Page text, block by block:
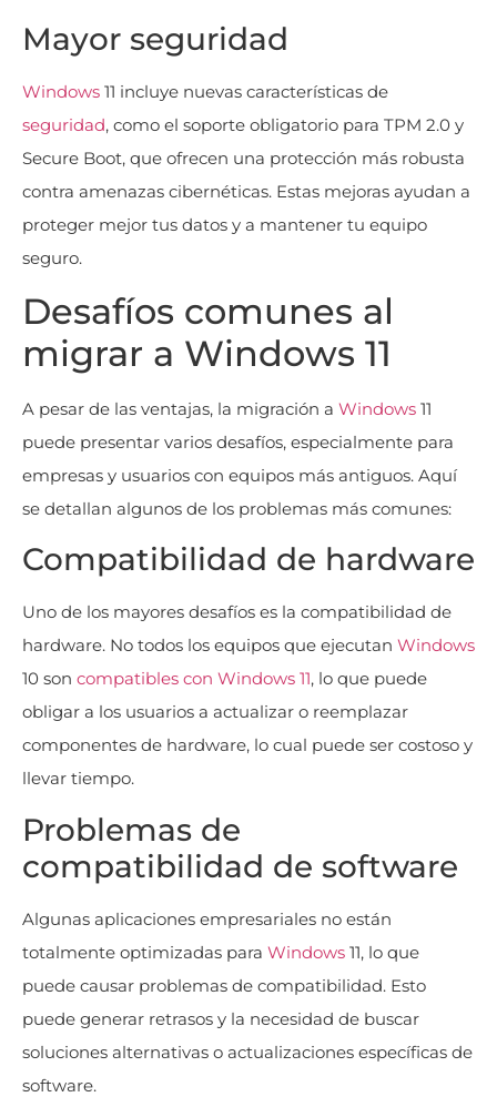
Mayor seguridad
Windows 11 incluye nuevas características de
seguridad, como el soporte obligatorio para TPM 2.0 y
Secure Boot, que ofrecen una protección más robusta
contra amenazas cibernéticas. Estas mejoras ayudan a
proteger mejor tus datos y a mantener tu equipo
seguro.
Desafíos comunes al
migrar a Windows 11
A pesar de las ventajas, la migración a Windows 11
puede presentar varios desafíos, especialmente para
empresas y usuarios con equipos más antiguos. Aquí
se detallan algunos de los problemas más comunes:
Compatibilidad de hardware
Uno de los mayores desafíos es la compatibilidad de
hardware. No todos los equipos que ejecutan Windows
10 son compatibles con Windows 11, lo que puede
obligar a los usuarios a actualizar o reemplazar
componentes de hardware, lo cual puede ser costoso y
llevar tiempo.
Problemas de
compatibilidad de software
Algunas aplicaciones empresariales no están
totalmente optimizadas para Windows 11, lo que
puede causar problemas de compatibilidad. Esto
puede generar retrasos y la necesidad de buscar
soluciones alternativas o actualizaciones específicas de
software.